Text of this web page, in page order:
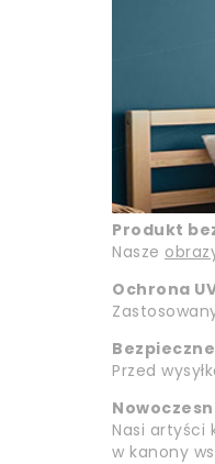
Produkt
Nasze
Ochrona
Przed
Nasi artyści
w kanony